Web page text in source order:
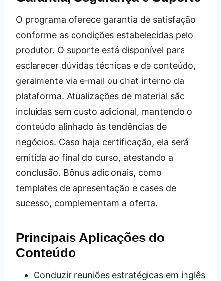
O programa oferece garantia de satisfação
conforme as condições estabelecidas pelo
produtor. O suporte está disponível para
esclarecer dúvidas técnicas e de conteúdo,
geralmente via e‑mail ou chat interno da
plataforma. Atualizações de material são
incluídas sem custo adicional, mantendo o
conteúdo alinhado às tendências de
negócios. Caso haja certificação, ela será
emitida ao final do curso, atestando a
conclusão. Bônus adicionais, como
templates de apresentação e cases de
sucesso, complementam a oferta.
Principais Aplicações do
Conteúdo
Conduzir reuniões estratégicas em inglês